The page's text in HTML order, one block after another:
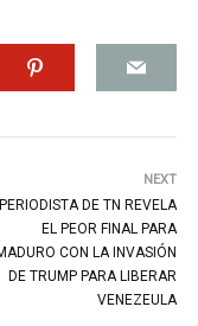
NEXT
PERIODISTA DE TN REVELA
EL PEOR FINAL PARA
CON LA INVASIÓN
DE TRUMP PARA LIBERAR
VENEZEULA